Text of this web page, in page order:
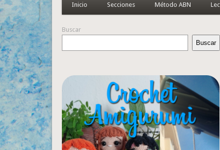
Inicio Secciones Método ABN
Buscar
Buscar